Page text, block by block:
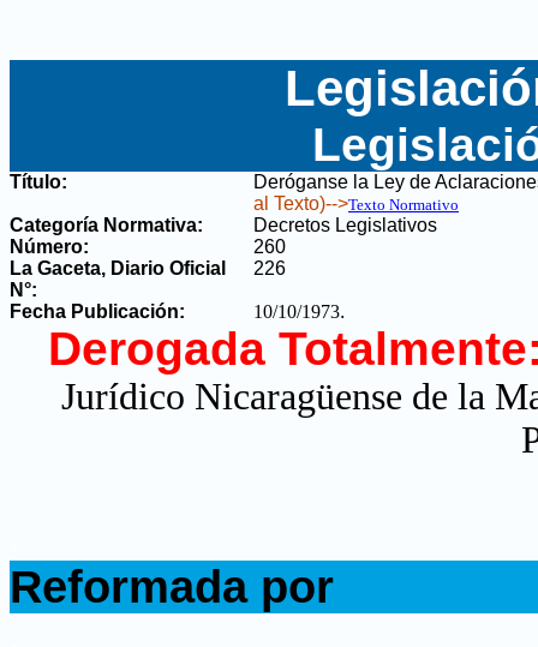
Título:
Deróganse la Ley de
al Texto)-->Texto Normativo
Categoría Normativa:
Decretos Legislativos
Número:
260
La Gaceta, Diario Oficial
N°:
226
Fecha Publicación: 10/10/1973.
Derogada
Jurídico Nicaragüense de la
Reformada por